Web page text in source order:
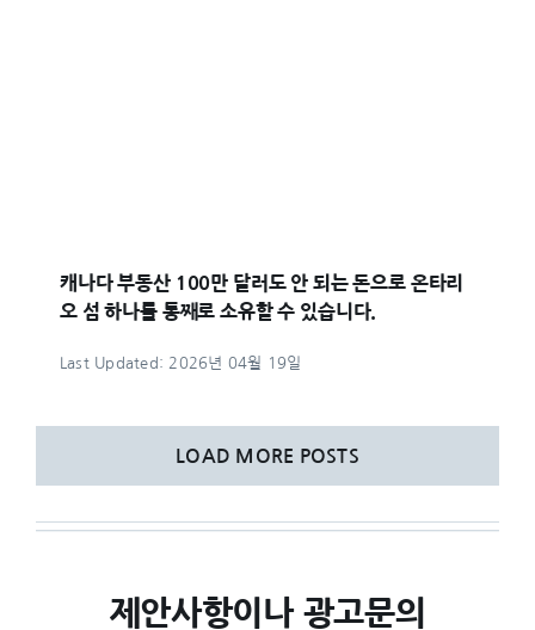
캐나다 부동산 100만 달러도 안 되는 돈으로 온타리
오 섬 하나를 통째로 소유할 수 있습니다.
Last Updated: 2026년 04월 19일
LOAD MORE POSTS
제안사항이나 광고문의